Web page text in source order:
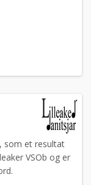
som et resultat
VSOb og er